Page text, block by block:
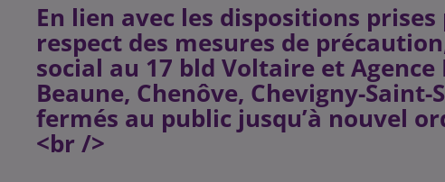
En lien avec les dispositions
respect des mesures de
social au 17 bld Voltaire et
Beaune, Chenôve, Chevigny-
fermés au public jusqu’à nouvel
<br />